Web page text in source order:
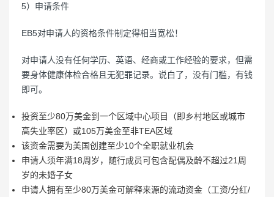
5）申请条件
EB5对申请人的资格条件制定得相当宽松！
对申请人没有任何学历、英语、经商或工作经验的要求，但需
要身体健康体检合格且无犯罪记录。说白了，没有门槛，有钱
即可。
投资至少80万美金到一个区域中心项目（即乡村地区或城市
高失业率区）或105万美金至非TEA区域
该资金需要为美国创建至少10个全职就业机会
申请人须年满18周岁，随行成员可包含配偶及龄不超过21周
岁的未婚子女
申请人拥有至少80万美金可解释来源的流动资金（工资/分红/